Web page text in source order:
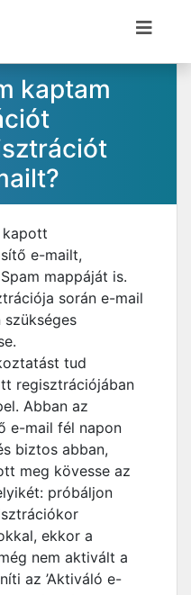
kaptam
kapott
e-mailt,
mappáját is.
során e-mail
tud
regisztrációjában
Abban az
e-mail fél napon
biztos abban,
meg kövesse az
próbáljon
ekkor a
nem aktivált a
az ’Aktiváló e-